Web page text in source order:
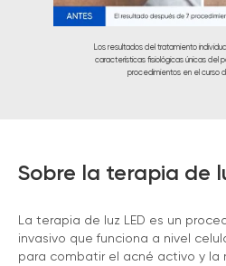
Los resultados del tratamiento
características fisiológicas únicas del
procedimientos en el curso
Sobre la terapia de
La terapia de luz LED es un
invasivo que funciona a nivel
para combatir el acné activo y la